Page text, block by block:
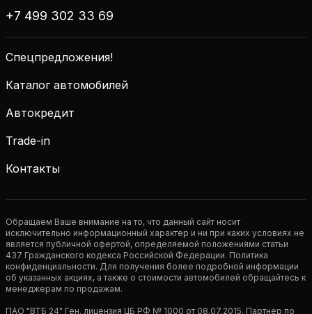
+7 499 302 33 69
Спецпредложения!
Каталог автомобилей
Автокредит
Trade-in
Контакты
Обращаем Ваше внимание на то, что данный сайт носит
исключительно информационный характер и ни при каких условиях не
является публичной офертой, определяемой положениями статьи
437 Гражданского кодекса Российской Федерации. Политика
конфиденциальности. Для получения более подробной информации
об указанных акциях, а также о стоимости автомобилей обращайтесь к
менеджерам по продажам.
ПАО "ВТБ 24" Ген. лицензия ЦБ РФ № 1000 от 08.07.2015. Партнер по